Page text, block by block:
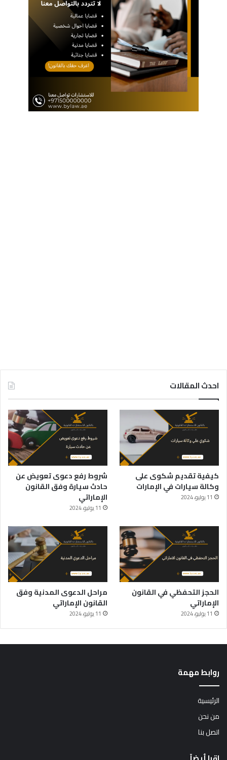
احدث المقالات
كيفية تقديم شكوى على
وكالة سيارات في الإمارات
11 يوليو، 2024
شروط رفع دعوى تعويض عن
حادث سيارة وفق القانون
الإماراتي
11 يوليو، 2024
الحجز التحفظي في القانون
الإماراتي
11 يوليو، 2024
مراحل الدعوى المدنية وفق
القانون الإماراتي
11 يوليو، 2024
روابط مهمة
الرئيسية
من نحن
اتصل بنا